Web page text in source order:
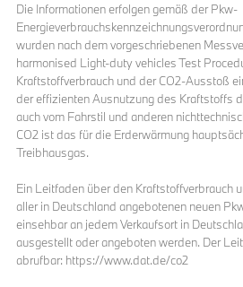
Die Informationen erfolgen gemäß der Pkw-
wurden nach dem vorgeschriebenen
harmonised Light-duty vehicles Test
Kraftstoffverbrauch und der CO2-Ausstoß
der effizienten Ausnutzung des Kraftstoffs
auch vom Fahrstil und anderen
CO2 ist das für die Erderwärmung
Treibhausgas.
Ein Leitfaden über den Kraftstoffverbrauch
aller in Deutschland angebotenen neuen
einsehbar an jedem Verkaufsort in
ausgestellt oder angeboten werden. Der
abrufbar: https://www.dat.de/co2